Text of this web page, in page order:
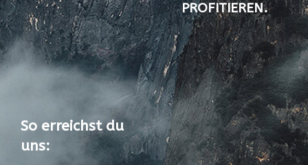
PROFITIEREN.
So erreichst du
uns: